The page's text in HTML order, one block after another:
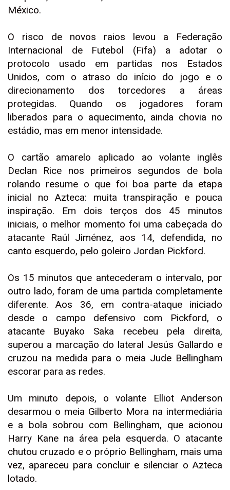
México.
O risco de novos raios levou a Federação
Internacional de Futebol (Fifa) a adotar o
protocolo usado em partidas nos Estados
Unidos, com o atraso do início do jogo e o
direcionamento dos torcedores a áreas
protegidas. Quando os jogadores foram
liberados para o aquecimento, ainda chovia no
estádio, mas em menor intensidade.
O cartão amarelo aplicado ao volante inglês
Declan Rice nos primeiros segundos de bola
rolando resume o que foi boa parte da etapa
inicial no Azteca: muita transpiração e pouca
inspiração. Em dois terços dos 45 minutos
iniciais, o melhor momento foi uma cabeçada do
atacante Raúl Jiménez, aos 14, defendida, no
canto esquerdo, pelo goleiro Jordan Pickford.
Os 15 minutos que antecederam o intervalo, por
outro lado, foram de uma partida completamente
diferente. Aos 36, em contra-ataque iniciado
desde o campo defensivo com Pickford, o
atacante Buyako Saka recebeu pela direita,
superou a marcação do lateral Jesús Gallardo e
cruzou na medida para o meia Jude Bellingham
escorar para as redes.
Um minuto depois, o volante Elliot Anderson
desarmou o meia Gilberto Mora na intermediária
e a bola sobrou com Bellingham, que acionou
Harry Kane na área pela esquerda. O atacante
chutou cruzado e o próprio Bellingham, mais uma
vez, apareceu para concluir e silenciar o Azteca
lotado.